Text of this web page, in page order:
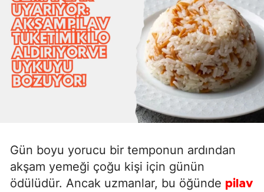
Gün boyu yorucu bir temponun ardından
akşam yemeği çoğu kişi için günün
ödülüdür. Ancak uzmanlar, bu öğünde pilav